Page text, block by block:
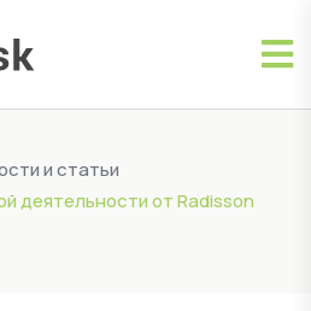
и статьи
деятельности от Radisson